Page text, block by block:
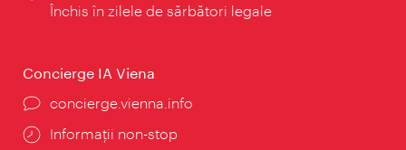
Închis în zilele de sărbători legale
Concierge IA Viena
concierge.vienna.info
Informații non-stop